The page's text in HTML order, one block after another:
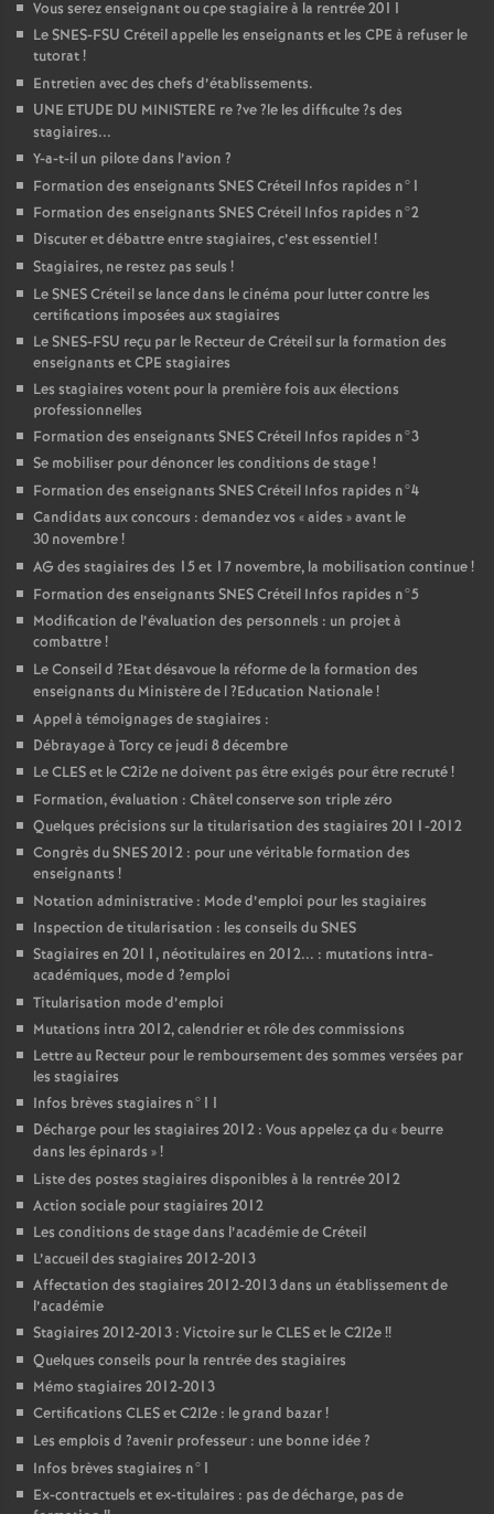
Vous serez enseignant ou cpe stagiaire à la rentrée 2011
LeSNES-FSU Créteil appelle les enseignants et les CPE à refuser le
tutorat!
Entretien avec des chefs d’établissements.
UNE ETUDE DU MINISTERE re?ve?le les difficulte?s des
stagiaires...
Y-a-t-il un pilote dans l’avion ?
Formation des enseignants SNESCréteil Infos rapides n°1
Formation des enseignants SNESCréteil Infos rapides n°2
Discuter et débattre entre stagiaires, c’est essentiel!
Stagiaires, ne restez pas seuls !
LeSNESCréteil se lance dans le cinéma pour lutter contre les
certifications imposées aux stagiaires
LeSNES-FSU reçu par le Recteur de Créteil sur la formation des
enseignants etCPE stagiaires
Les stagiaires votent pour la première fois aux élections
professionnelles
Formation des enseignants SNESCréteil Infos rapides n°3
Se mobiliser pour dénoncer les conditions de stage!
Formation des enseignants SNESCréteil Infos rapides n°4
Candidats aux concours : demandez vos «aides » avant le
30 novembre!
AG des stagiaires des 15 et 17 novembre, la mobilisation continue!
Formation des enseignants SNESCréteil Infos rapides n°5
Modification de l’évaluation des personnels : un projet à
combattre!
Le Conseil d ?Etat désavoue la réforme de la formation des
enseignants du Ministère de l?Education Nationale!
Appel à témoignages de stagiaires :
Débrayage à Torcy ce jeudi 8 décembre
LeCLESet le C2i2e ne doivent pas être exigés pour être recruté!
Formation, évaluation : Châtel conserve son triple zéro
Quelques précisions sur la titularisation des stagiaires 2011-2012
Congrès duSNES2012 : pour une véritable formation des
enseignants !
Notation administrative : Mode d’emploi pour les stagiaires
Inspection de titularisation : les conseils duSNES
Stagiaires en 2011, néotitulaires en 2012... : mutations intra-
académiques, mode d ?emploi
Titularisation mode d’emploi
Mutations intra 2012, calendrier et rôle des commissions
Lettre au Recteur pour le remboursement des sommes versées par
les stagiaires
Infos brèves stagiaires n°11
Décharge pour les stagiaires 2012 : Vous appelez ça du « beurre
dans les épinards »!
Liste des postes stagiaires disponibles à la rentrée 2012
Action sociale pour stagiaires 2012
Les conditions de stage dans l’académie de Créteil
L’accueil des stagiaires 2012-2013
Affectation des stagiaires 2012-2013 dans un établissement de
l’académie
Stagiaires 2012-2013 : Victoire sur leCLESet le C2I2e!!
Quelques conseils pour la rentrée des stagiaires
Mémo stagiaires 2012-2013
Certifications CLESet C2I2e : le grand bazar!
Les emplois d ?avenir professeur : une bonne idée?
Infos brèves stagiaires n°1
Ex-contractuels et ex-titulaires : pas de décharge, pas de